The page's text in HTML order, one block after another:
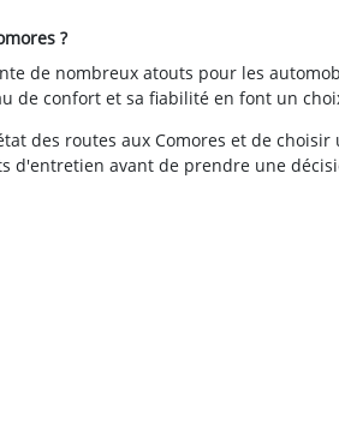
?
de nombreux atouts pour les
de confort et sa fiabilité en font un
des routes aux Comores et de
d'entretien avant de prendre une